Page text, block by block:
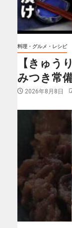
料理・グルメ・レシピ
【きゅう
みつき常
2026年8月8日